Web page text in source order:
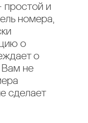
простой и
номера,
о
о
не
сделает